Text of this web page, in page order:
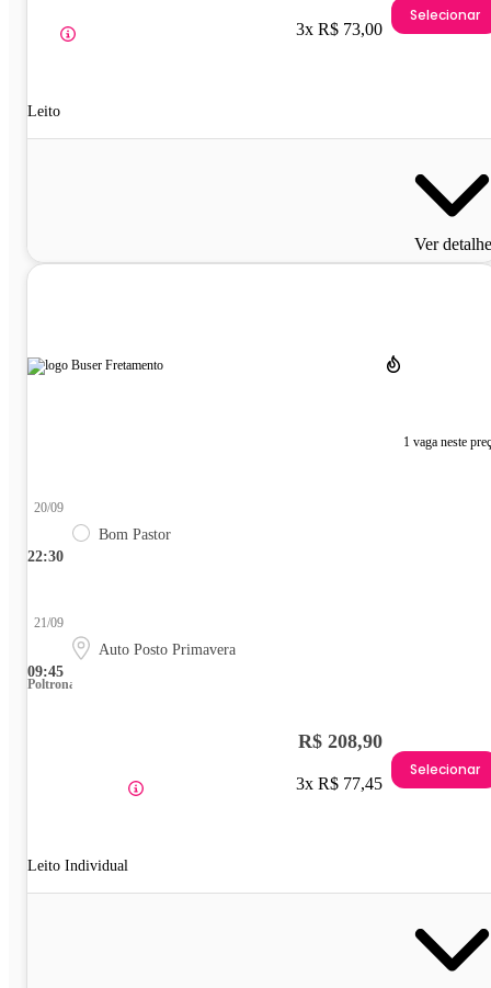
Leito
3x R$ 73,00
Selecionar
Ver
1 vaga neste
22:30
20/09
Bom Pastor
09:45
21/09
Auto Posto Primavera
Poltrona
Leito Individual
R$ 208,90
3x R$ 77,45
Selecionar